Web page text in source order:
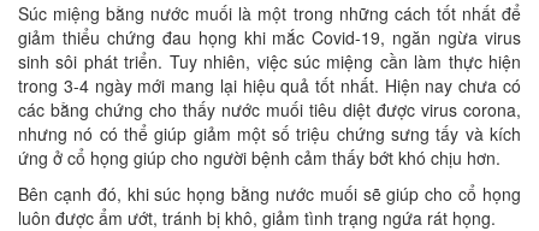
Súc miệng bằng nước muối là một trong những cách tốt nhất để
giảm thiểu chứng đau họng khi mắc Covid-19, ngăn ngừa virus
sinh sôi phát triển. Tuy nhiên, việc súc miệng cần làm thực hiện
trong 3-4 ngày mới mang lại hiệu quả tốt nhất. Hiện nay chưa có
các bằng chứng cho thấy nước muối tiêu diệt được virus corona,
nhưng nó có thể giúp giảm một số triệu chứng sưng tấy và kích
ứng ở cổ họng giúp cho người bệnh cảm thấy bớt khó chịu hơn.
Bên cạnh đó, khi súc họng bằng nước muối sẽ giúp cho cổ họng
luôn được ẩm ướt, tránh bị khô, giảm tình trạng ngứa rát họng.